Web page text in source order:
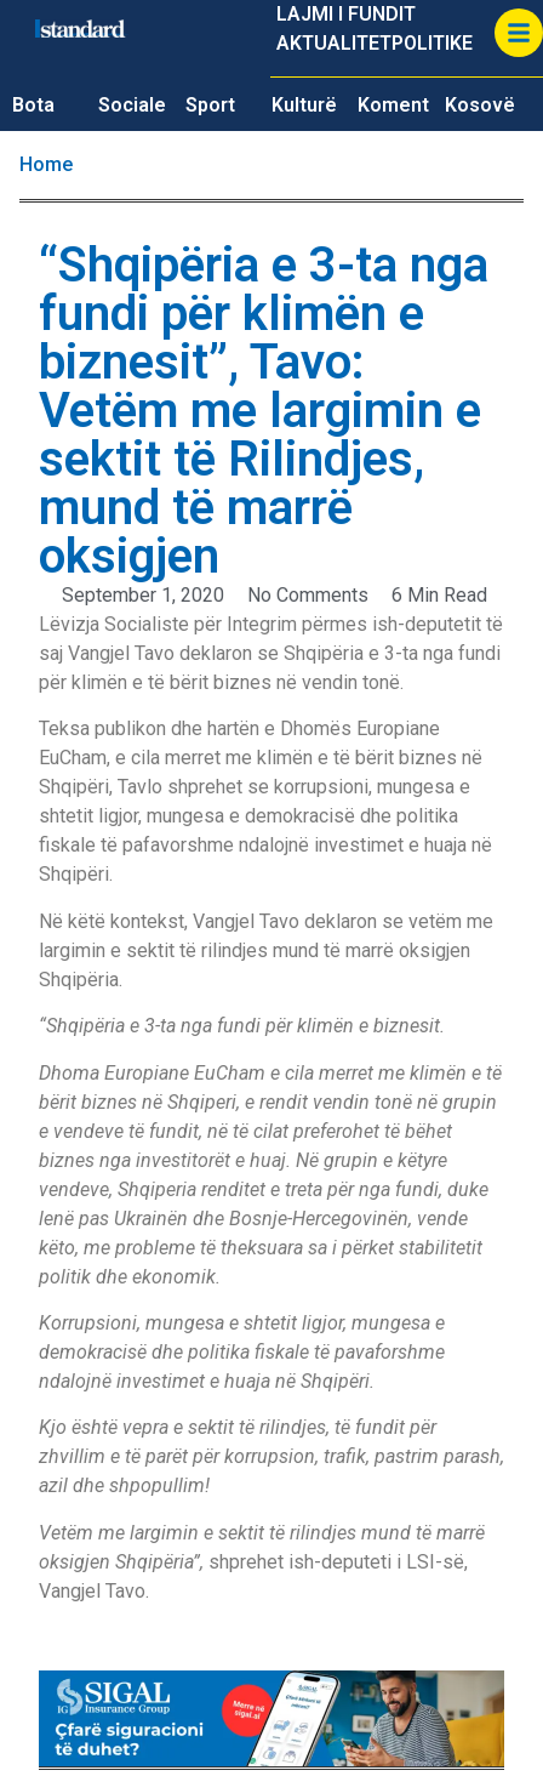
LAJMI I FUNDIT
AKTUALITETPOLITIKE
Bota Sociale Sport Kulturë Koment Kosovë
Home
“Shqipëria e 3-ta nga
fundi për klimën e
biznesit”, Tavo:
Vetëm me largimin e
sektit të Rilindjes,
mund të marrë
oksigjen
September 1, 2020 No Comments
6 Min Read
Lëvizja Socialiste për Integrim përmes ish-deputetit të
saj Vangjel Tavo deklaron se Shqipëria e 3-ta nga fundi
për klimën e të bërit biznes në vendin tonë.
Teksa publikon dhe hartën e Dhomës Europiane
EuCham, e cila merret me klimën e të bërit biznes në
Shqipëri, Tavlo shprehet se korrupsioni, mungesa e
shtetit ligjor, mungesa e demokracisë dhe politika
fiskale të pafavorshme ndalojnë investimet e huaja në
Shqipëri.
Në këtë kontekst, Vangjel Tavo deklaron se vetëm me
largimin e sektit të rilindjes mund të marrë oksigjen
Shqipëria.
“Shqipëria e 3-ta nga fundi për klimën e biznesit.
Dhoma Europiane EuCham e cila merret me klimën e të
bërit biznes në Shqiperi, e rendit vendin tonë në grupin
e vendeve të fundit, në të cilat preferohet të bëhet
biznes nga investitorët e huaj. Në grupin e këtyre
vendeve, Shqiperia renditet e treta për nga fundi, duke
lenë pas Ukrainën dhe Bosnje-Hercegovinën, vende
këto, me probleme të theksuara sa i përket stabilitetit
politik dhe ekonomik.
Korrupsioni, mungesa e shtetit ligjor, mungesa e
demokracisë dhe politika fiskale të pavaforshme
ndalojnë investimet e huaja në Shqipëri.
Kjo është vepra e sektit të rilindjes, të fundit për
zhvillim e të parët për korrupsion, trafik, pastrim parash,
azil dhe shpopullim!
Vetëm me largimin e sektit të rilindjes mund të marrë
oksigjen Shqipëria”, shprehet ish-deputeti i LSI-së,
Vangjel Tavo.